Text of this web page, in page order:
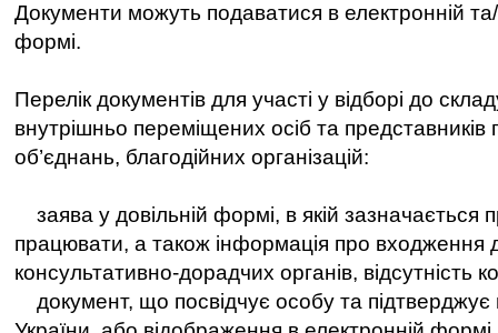
Документи можуть подаватися в електронній
формі.
Перелік документів для участі у відборі до
внутрішньо переміщених осіб та представників
об’єднань, благодійних організацій:
заява у довільній формі, в якій зазначається
працювати, а також інформація про входження
консультативно-дорадчих органів, відсутність
документ, що посвідчує особу та підтверджує